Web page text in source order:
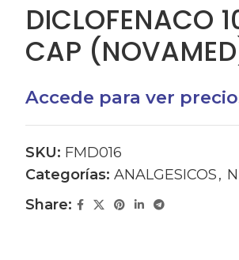
DICLOFENACO
CAP
Accede para ver
SKU: FMD016
Categorías: ANALGESICOS,
Share: